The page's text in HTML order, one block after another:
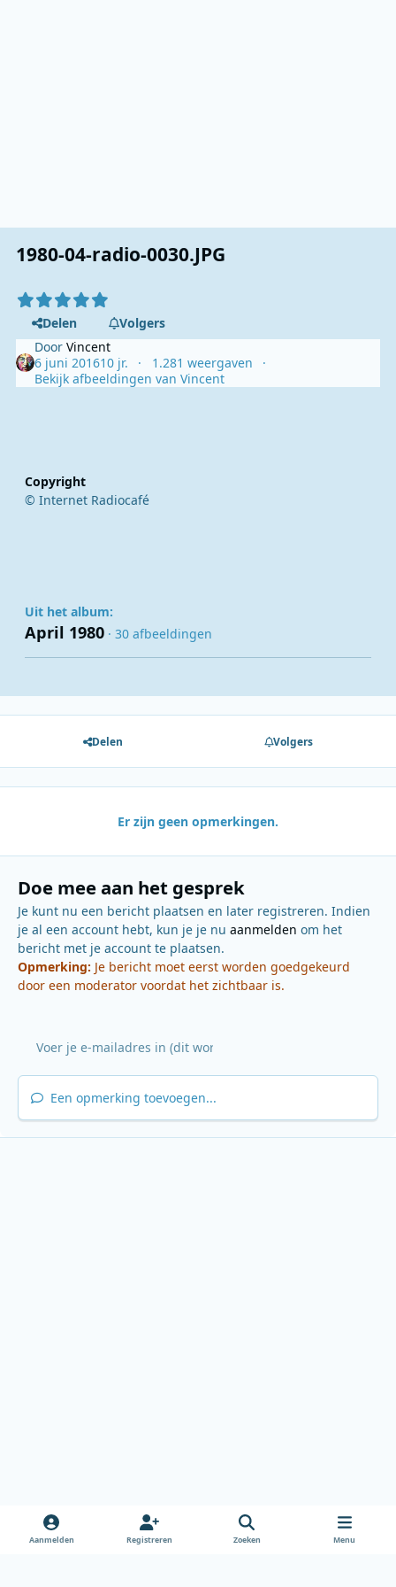
1980-04-radio-0030.JPG
Delen
Volgers
DoorVincent
6 juni 201610 jr.
1.281 weergaven
Bekijk afbeeldingen van Vincent
Copyright
© Internet Radiocafé
Uit het album:
April 1980 · 30 afbeeldingen
Delen Volgers
Er zijn geen opmerkingen.
Doe mee aan het gesprek
Je kunt nu een bericht plaatsen en later registreren. Indien
je al een account hebt, kun je je nu aanmelden om het
bericht met je account te plaatsen.
Opmerking: Je bericht moet eerst worden goedgekeurd
door een moderator voordat het zichtbaar is.
Een opmerking toevoegen...
Aanmelden Registreren Zoeken Menu